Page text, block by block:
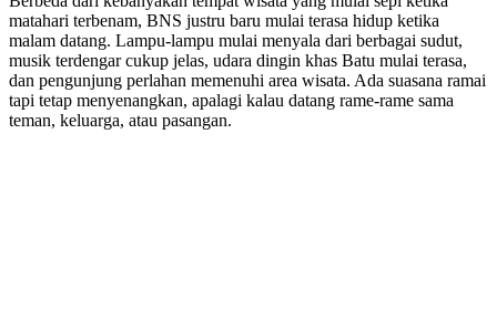
matahari terbenam, BNS justru baru mulai terasa hidup ketika
malam datang. Lampu-lampu mulai menyala dari berbagai sudut,
musik terdengar cukup jelas, udara dingin khas Batu mulai terasa,
dan pengunjung perlahan memenuhi area wisata. Ada suasana ramai
tapi tetap menyenangkan, apalagi kalau datang rame-rame sama
teman, keluarga, atau pasangan.